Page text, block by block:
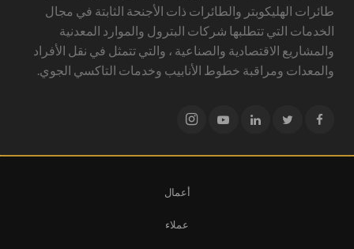
طائرات الهليكوبتر والطائرات ذات الأجنحة الثابتة في مجال
الخدمات التي تتطلبها شركات البترول والموارد المعدنية
والمشاريع الاقتصادية والصناعية ، والتي تتمثل في نقل الأفراد
والمعدات ومراقبة خطوط الأنابيب وخدمات التاكسي الجوي.
أعمال
عملاء